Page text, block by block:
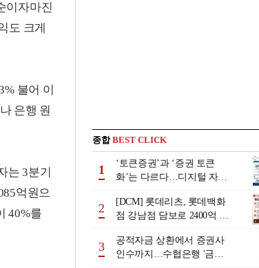
이자마진
도 크게
불어 이
은행 원
는 3분기
억원으
40%를
종합BEST CLICK
1
‘토큰증권’과 ‘증권 토큰
화’는 다르다…디지털 자본
2
[DCM] 롯데리츠, 롯데백화
점 강남점 담보로 2400억 조
3
공적자금 상환에서 증권사
인수까지…수협은행 '금융